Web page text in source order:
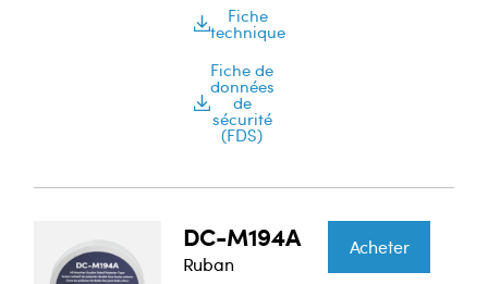
Fiche
technique
Fiche de
données
de
sécurité
(FDS)
DC-M194A
Ruban
Acheter